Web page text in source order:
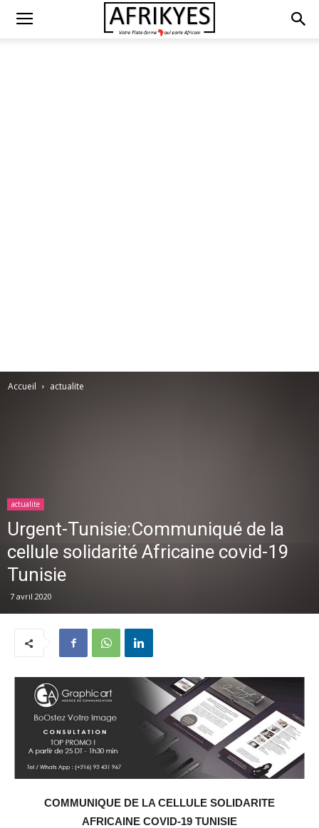
Accueil actualite
actualite
Urgent-Tunisie:Communiqué de la
cellule solidarité Africaine covid-19
Tunisie
7 avril 2020
COMMUNIQUE DE LA CELLULE SOLIDARITE
AFRICAINE COVID-19 TUNISIE